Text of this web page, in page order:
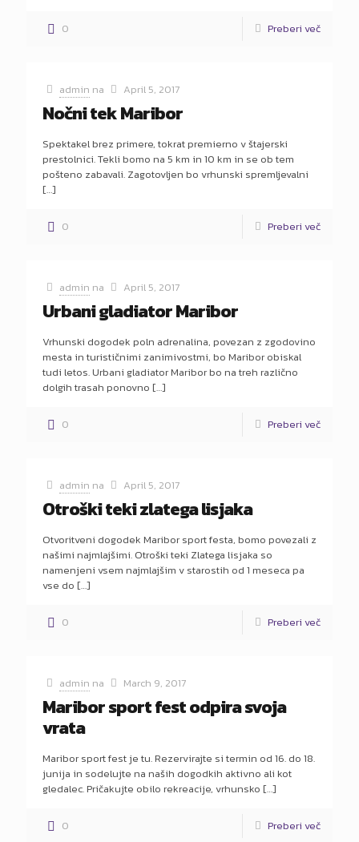
0 Preberi več
admin na April 5, 2017
Nočni tek Maribor
Spektakel brez primere, tokrat premierno v štajerski
prestolnici. Tekli bomo na 5 km in 10 km in se ob tem
pošteno zabavali. Zagotovljen bo vrhunski spremljevalni
[…]
0 Preberi več
admin na April 5, 2017
Urbani gladiator Maribor
Vrhunski dogodek poln adrenalina, povezan z zgodovino
mesta in turističnimi zanimivostmi, bo Maribor obiskal
tudi letos. Urbani gladiator Maribor bo na treh različno
dolgih trasah ponovno […]
0 Preberi več
admin na April 5, 2017
Otroški teki zlatega lisjaka
Otvoritveni dogodek Maribor sport festa, bomo povezali z
našimi najmlajšimi. Otroški teki Zlatega lisjaka so
namenjeni vsem najmlajšim v starostih od 1 meseca pa
vse do […]
0 Preberi več
admin na March 9, 2017
Maribor sport fest odpira svoja
vrata
Maribor sport fest je tu. Rezervirajte si termin od 16. do 18.
junija in sodelujte na naših dogodkih aktivno ali kot
gledalec. Pričakujte obilo rekreacije, vrhunsko […]
0 Preberi več